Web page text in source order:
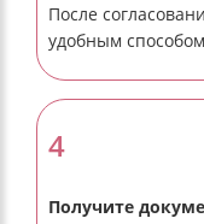
После
удобным
4
Получите